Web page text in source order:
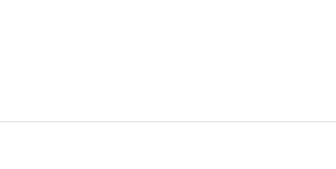
arıtma cihazları